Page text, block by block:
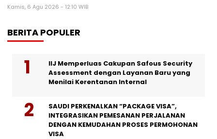
Kamis, 6 Agu 2026 - 12:10 WIB
BERITA POPULER
IIJ Memperluas Cakupan Safous Security
Assessment dengan Layanan Baru yang
Menilai Kerentanan Internal
SAUDI PERKENALKAN “PACKAGE VISA”,
INTEGRASIKAN PEMESANAN PERJALANAN
DENGAN KEMUDAHAN PROSES PERMOHONAN
VISA